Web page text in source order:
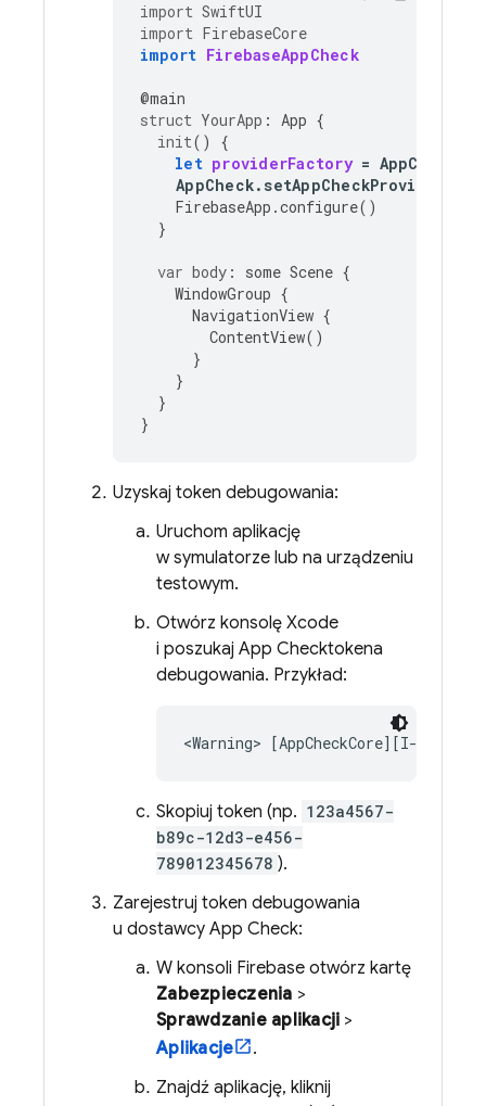
import SwiftUI
import FirebaseCore
import FirebaseAppCheck
@main
struct YourApp : App {
init()
{
let providerFactory =
AppCheck.
FirebaseApp .configure()
}
var body : some Scene {
WindowGroup {
NavigationView {
ContentView()
}
}
}
}
Uzyskaj token debugowania:
Uruchom aplikację
w symulatorze lub na urządzeniu
testowym.
Otwórz konsolę Xcode
i poszukaj App Checktokena
debugowania. Przykład:
Skopiuj token (np. 123a4567-
b89c-12d3-e456-
789012345678 ).
Zarejestruj token debugowania
u dostawcy App Check:
W konsoli Firebase otwórz kartę
Zabezpieczenia >
Sprawdzanie aplikacji >
Aplikacje
.
Znajdź aplikację, kliknij